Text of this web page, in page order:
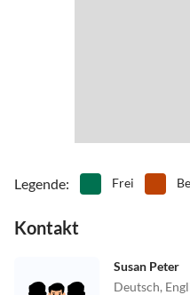
Legende: Frei
Kontakt
Susan Peter
Deutsch,